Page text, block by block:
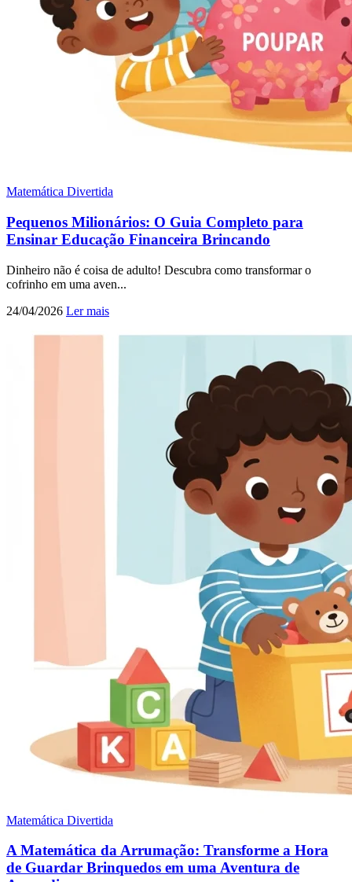
Matemática Divertida
Pequenos Milionários: O Guia Completo para
Ensinar Educação Financeira Brincando
Dinheiro não é coisa de adulto! Descubra como transformar o
cofrinho em uma aven...
24/04/2026 Ler mais
Matemática Divertida
A Matemática da Arrumação: Transforme a Hora
de Guardar Brinquedos em uma Aventura de